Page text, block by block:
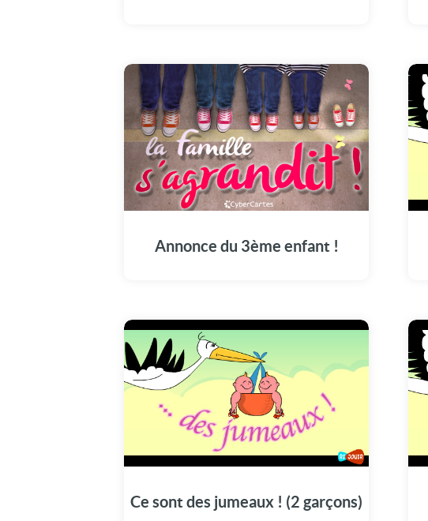
Annonce du 3ème enfant !
Ce sont des jumeaux ! (2 garçons)